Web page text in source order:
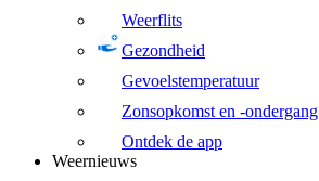
Weerflits
Gezondheid
Gevoelstemperatuur
Zonsopkomst en -ondergang
Ontdek de app
Weernieuws